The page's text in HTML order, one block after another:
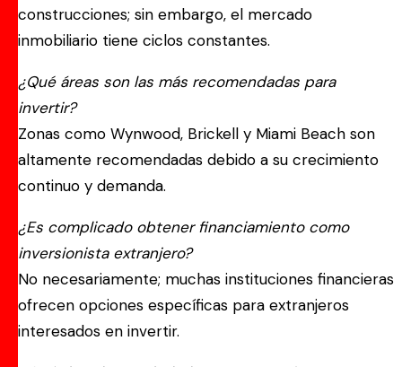
construcciones; sin embargo, el mercado
inmobiliario tiene ciclos constantes.
¿Qué áreas son las más recomendadas para
invertir?
Zonas como Wynwood, Brickell y Miami Beach son
altamente recomendadas debido a su crecimiento
continuo y demanda.
¿Es complicado obtener financiamiento como
inversionista extranjero?
No necesariamente; muchas instituciones financieras
ofrecen opciones específicas para extranjeros
interesados en invertir.